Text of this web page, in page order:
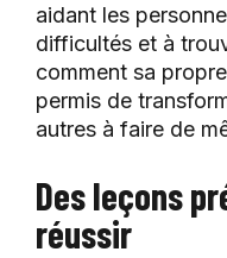
aidant les
difficultés et à
comment sa
permis de
autres à faire de
Des leçons
réussir